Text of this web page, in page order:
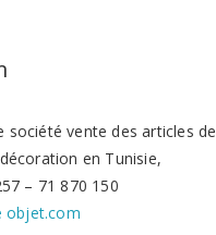
société vente des articles de
en Tunisie,
– 71 870 150
objet.com